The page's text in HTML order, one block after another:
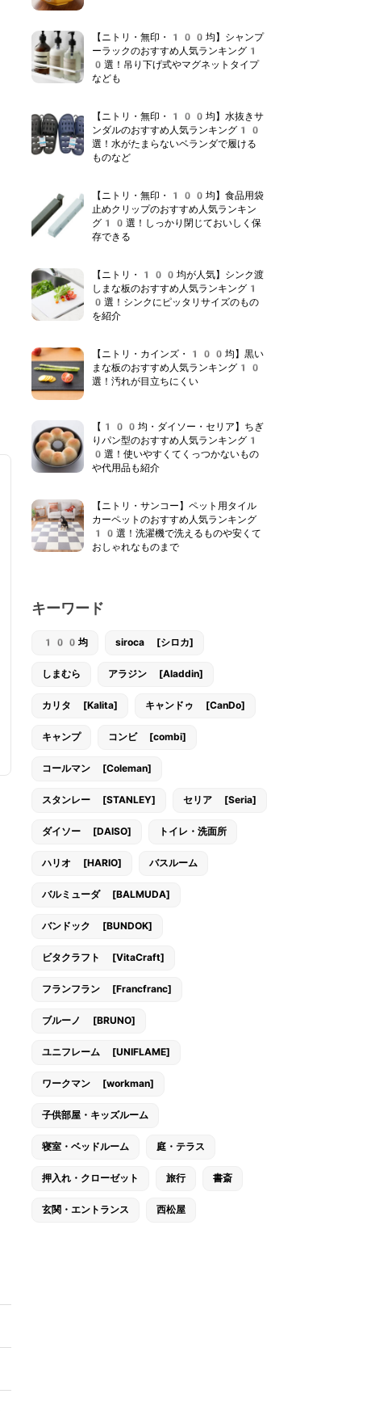
【ニトリ・無印・100均】シャンプ
ーラックのおすすめ人気ランキング1
0選！吊り下げ式やマグネットタイプ
なども
【ニトリ・無印・100均】水抜きサ
ンダルのおすすめ人気ランキング10
選！水がたまらないベランダで履ける
ものなど
【ニトリ・無印・100均】食品用袋
止めクリップのおすすめ人気ランキン
グ10選！しっかり閉じておいしく保
存できる
【ニトリ・100均が人気】シンク渡
しまな板のおすすめ人気ランキング1
0選！シンクにピッタリサイズのもの
を紹介
【ニトリ・カインズ・100均】黒い
まな板のおすすめ人気ランキング10
選！汚れが目立ちにくい
【100均・ダイソー・セリア】ちぎ
りパン型のおすすめ人気ランキング1
0選！使いやすくてくっつかないもの
や代用品も紹介
【ニトリ・サンコー】ペット用タイル
カーペットのおすすめ人気ランキング
10選！洗濯機で洗えるものや安くて
おしゃれなものまで
キーワード
100均 siroca [シロカ]
しまむら アラジン [Aladdin]
カリタ [Kalita] キャンドゥ [CanDo]
キャンプ コンビ [combi]
コールマン [Coleman]
スタンレー [STANLEY] セリア [Seria]
ダイソー [DAISO] トイレ・洗面所
ハリオ [HARIO] バスルーム
バルミューダ [BALMUDA]
バンドック [BUNDOK]
ビタクラフト [VitaCraft]
フランフラン [Francfranc]
ブルーノ [BRUNO]
ユニフレーム [UNIFLAME]
ワークマン [workman]
子供部屋・キッズルーム
寝室・ベッドルーム 庭・テラス
押入れ・クローゼット 旅行 書斎
玄関・エントランス 西松屋